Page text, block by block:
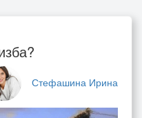
Стефашина Ирина